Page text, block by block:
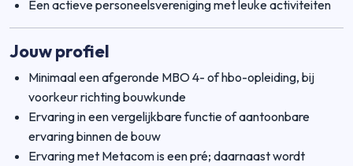
Een actieve personeelsvereniging met leuke activiteiten
Jouw profiel
Minimaal een afgeronde MBO 4- of hbo-opleiding, bij
voorkeur richting bouwkunde
Ervaring in een vergelijkbare functie of aantoonbare
ervaring binnen de bouw
Ervaring met Metacom is een pré; daarnaast wordt